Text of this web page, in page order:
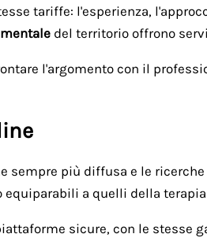
tariffe: l'esperienza,
del territorio offrono
l'argomento con il
sempre più diffusa e le
a quelli della
sicure, con le stesse